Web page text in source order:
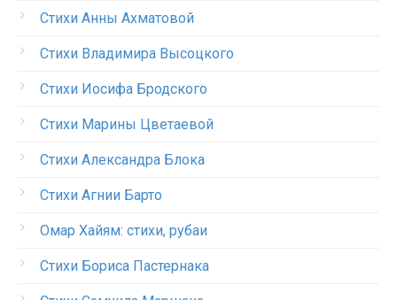
Стихи Анны Ахматовой
Стихи Владимира Высоцкого
Стихи Иосифа Бродского
Стихи Марины Цветаевой
Стихи Александра Блока
Стихи Агнии Барто
Омар Хайям: стихи, рубаи
Стихи Бориса Пастернака